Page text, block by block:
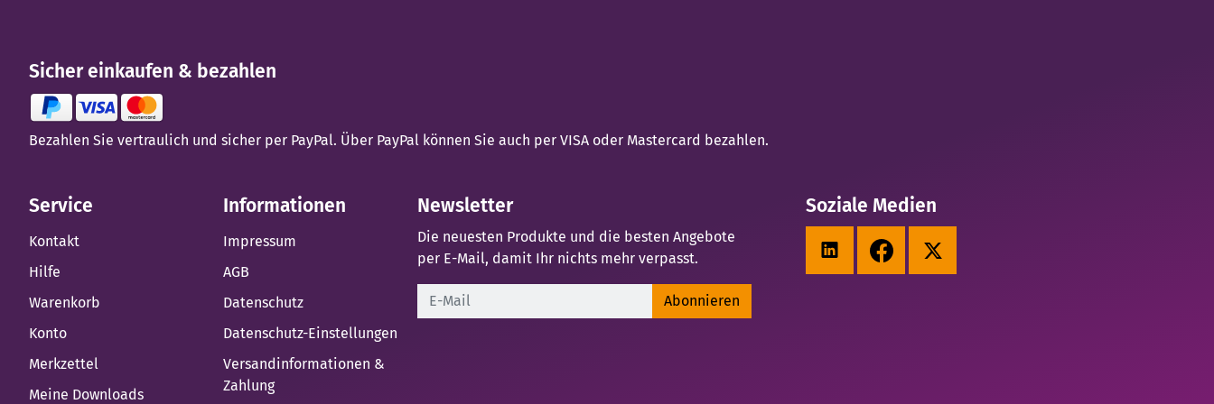
Sicher einkaufen & bezahlen
Bezahlen Sie vertraulich und sicher per PayPal. Über PayPal können Sie auch per VISA oder Mastercard bezahlen.
Service
Kontakt
Hilfe
Warenkorb
Konto
Merkzettel
Meine Downloads
Informationen
Impressum
AGB
Datenschutz
Datenschutz-Einstellungen
Versandinformationen &
Zahlung
Newsletter
Die neuesten Produkte und die besten Angebote
per E-Mail, damit Ihr nichts mehr verpasst.
Newsletter Abonnieren
Soziale Medien
LinkedInFacebookX (Twitter)